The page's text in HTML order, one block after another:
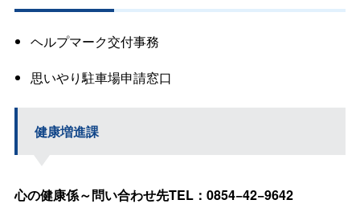
ヘルプマーク交付事務
思いやり駐車場申請窓口
健康増進課
心の健康係～問い合わせ先TEL：0854−42−9642